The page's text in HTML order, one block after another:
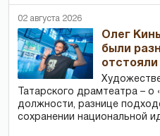
02 августа 2026
Олег
были
отстояли
Татарского драмтеатра – о
должности, разнице
сохранении национальной